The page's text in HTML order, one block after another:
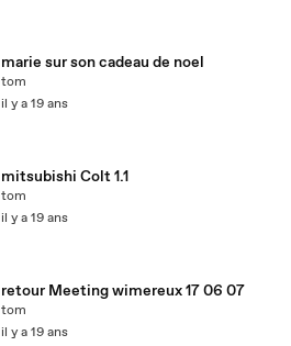
marie sur son cadeau de noel
tom
il y a 19 ans
mitsubishi Colt 1.1
tom
il y a 19 ans
retour Meeting wimereux 17 06 07
tom
il y a 19 ans